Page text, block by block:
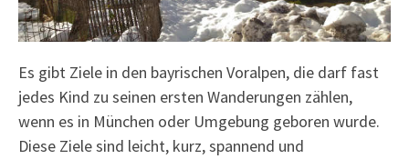
Es gibt Ziele in den bayrischen Voralpen, die darf fast
jedes Kind zu seinen ersten Wanderungen zählen,
wenn es in München oder Umgebung geboren wurde.
Diese Ziele sind leicht, kurz, spannend und